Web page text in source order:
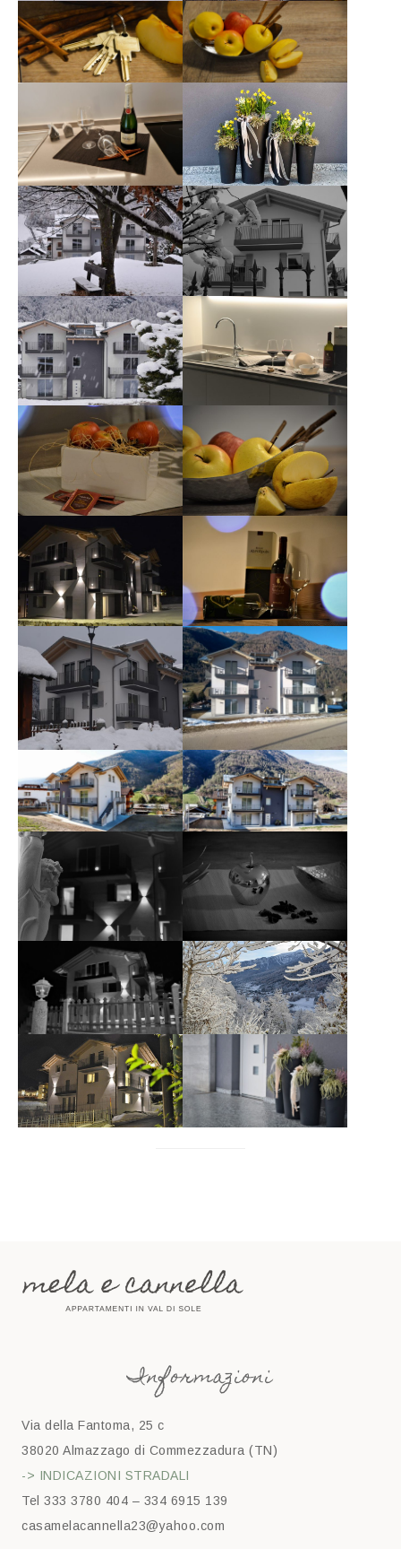
Informazioni
Via della Fantoma, 25 c
38020 Almazzago di Commezzadura (TN)
-> INDICAZIONI STRADALI
Tel 333 3780 404 – 334 6915 139
casamelacannella23@yahoo.com